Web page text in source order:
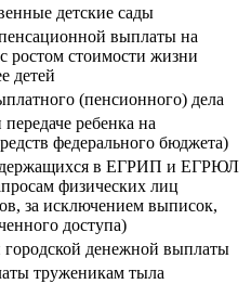
детские сады
выплаты на
ростом стоимости жизни
детей
(пенсионного) дела
ребенка на
федерального бюджета)
в ЕГРИП и ЕГРЮЛ
физических лиц
за исключением выписок,
доступа)
городской денежной выплаты
труженикам тыла